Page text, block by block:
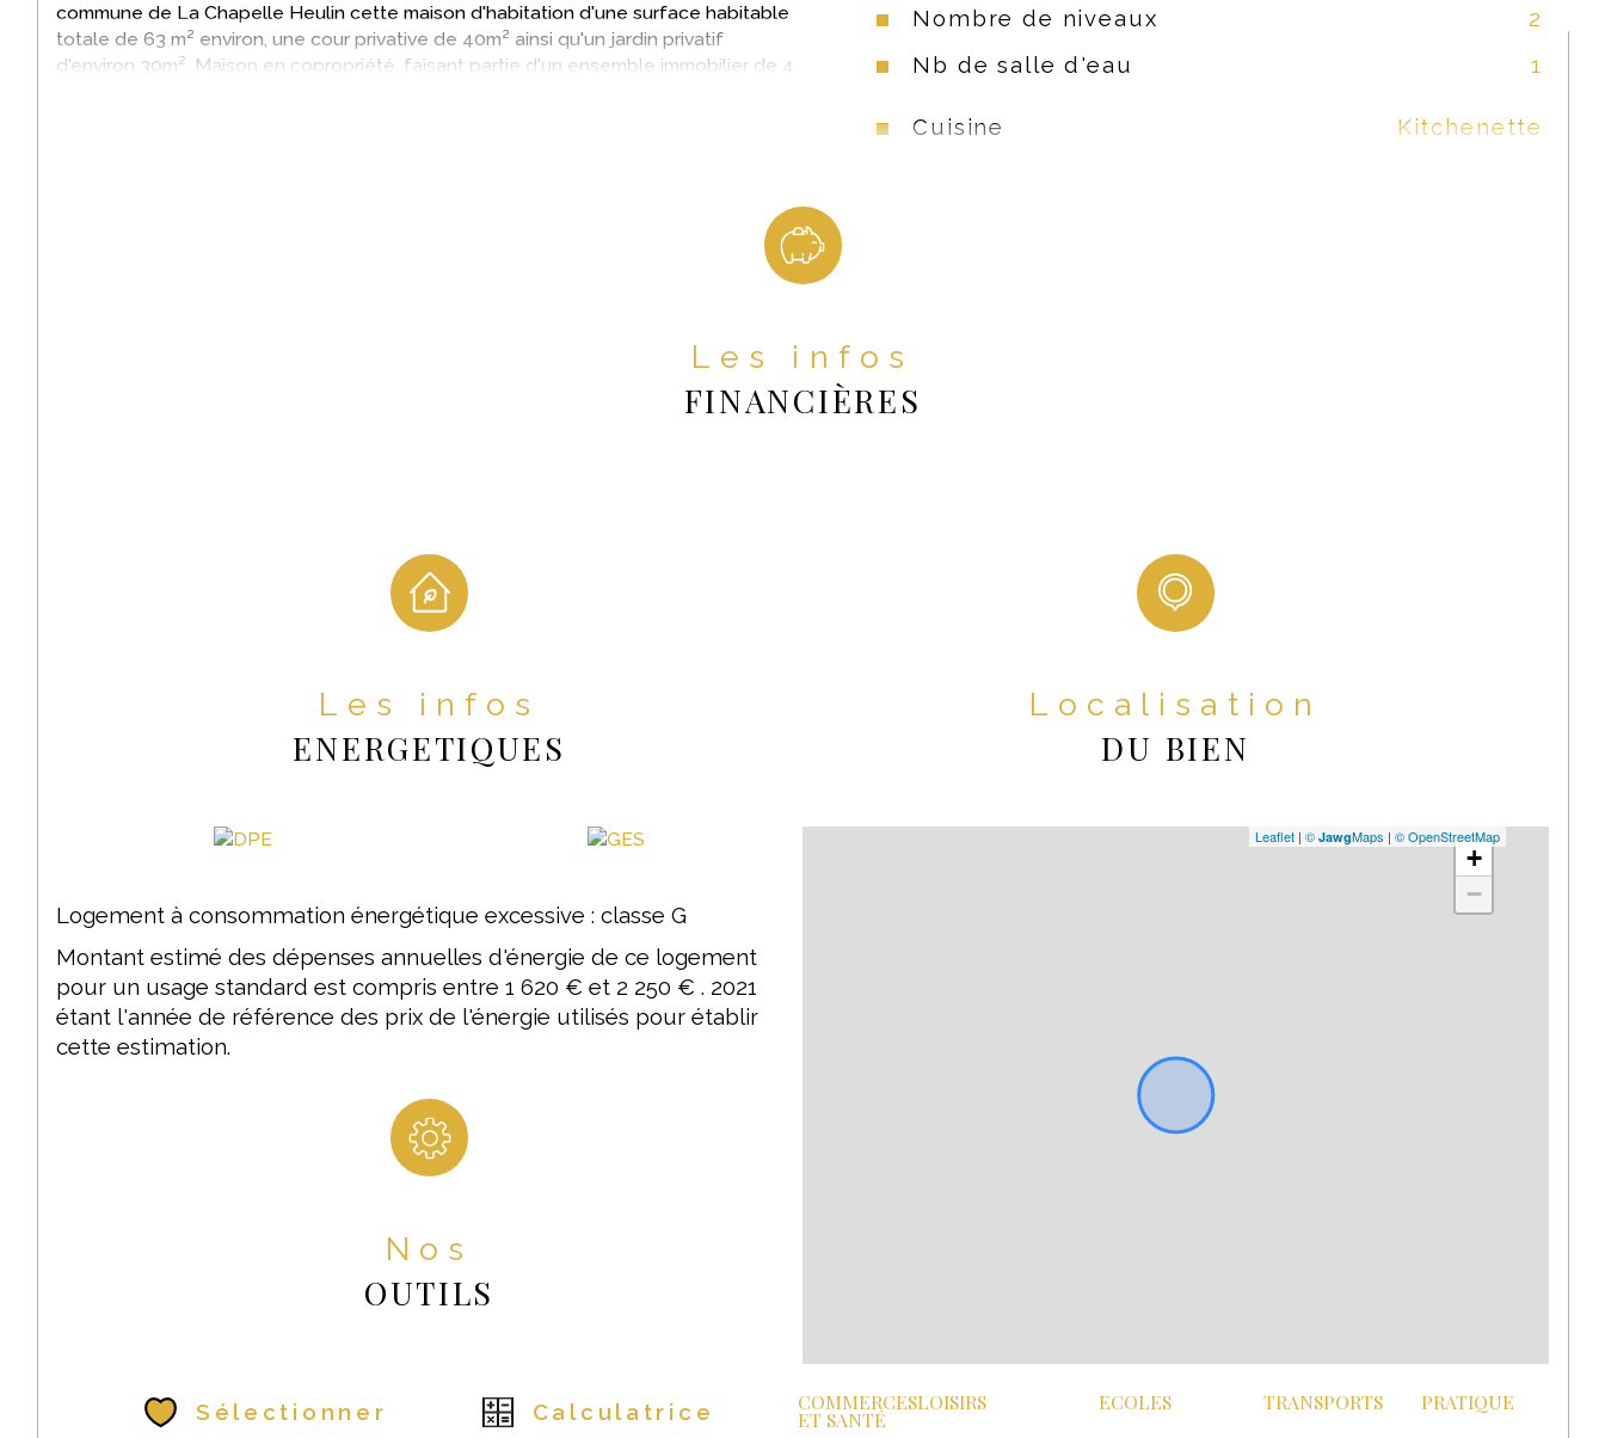
commune de La Chapelle Heulin cette maison d'habitation d'une surface habitable
totale de 63 m² environ, une cour privative de 40m² ainsi qu'un jardin privatif
d'environ 30m². Maison en copropriété, faisant partie d'un ensemble immobilier de 4
es travaux sont à prévoir.
Prix de vente : 81 800 € Frais d’Agence Inclus (FAI) soit 75 000 € Net Vendeur et 6
DPE : G (indice 473), GES : C (indice 15). Montant estimé des dépenses annuelles
d'énergie pour un usage standard : entre 1620€ et 2250 € par an. Prix moyens des
bien est exposé sont disponibles sur le site Géorisques : www.georisques.gouv.fr.
Nombre de niveaux
2
Nb de salle d'eau
1
Cuisine Kitchenette
Année de construction
Les infos
FINANCIÈRES
Les infos
ENERGETIQUES
Logement à consommation énergétique excessive : classe G
Montant estimé des dépenses annuelles d'énergie de ce logement
pour un usage standard est compris entre 1 620 € et 2 250 € . 2021
étant l'année de référence des prix de l'énergie utilisés pour établir
cette estimation.
Nos
OUTILS
Sélectionner Calculatrice
Localisation
DU BIEN
+
−
Leaflet| © JawgMaps | © OpenStreetMap
COMMERCES
ET SANTÉ
LOISIRS ECOLES TRANSPORTS PRATIQUE